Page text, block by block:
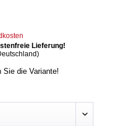
Lieferung!
Sie die Variante!